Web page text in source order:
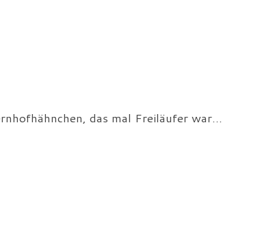
das mal Freiläufer war…